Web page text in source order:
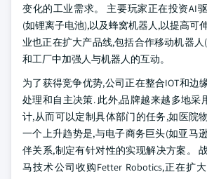
变化的工业需求。 主要玩家正在投资AI
(如锂离子电池),以及蜂窝机器人,以提高可
业也正在扩大产品线,包括合作移动机器
和工厂中加强人与机器人的互动。
为了获得竞争优势,公司正在整合IOT和边
处理和自主决策. 此外,品牌越来越多地采
计,从而可以定制具体部门的任务,如医院
一个上升趋势是,与电子商务巨头(如亚马
伴关系,制定有针对性的实现解决方案。
马技术公司收购Fetter Robotics,正在扩